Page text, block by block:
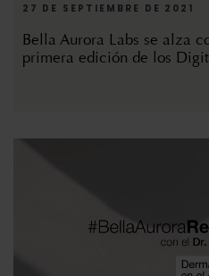
27 DE SEPTIEMBRE DE 2021
Bella Aurora Labs se alza
primera edición de los